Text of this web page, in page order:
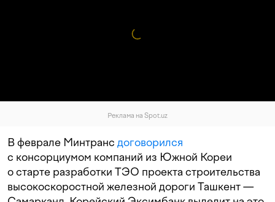
Реклама на Spot.uz
В феврале Минтранс договорился
с консорциумом компаний из Южной Кореи
о старте разработки ТЭО проекта строительства
высокоскоростной железной дороги Ташкент —